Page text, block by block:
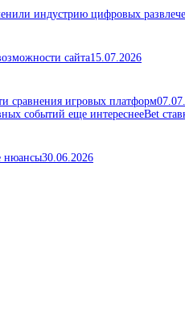
индустрию цифровых
сайта15.07.2026
сравнения игровых платформ
Bet
нюансы30.06.2026